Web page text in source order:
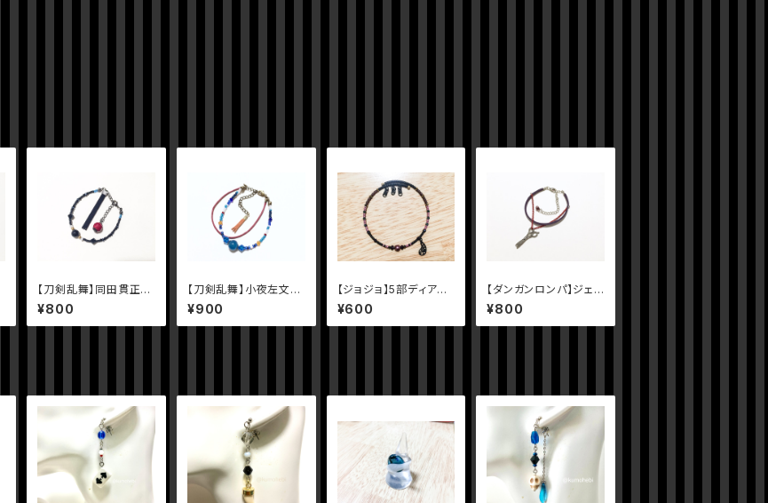
【刀剣乱舞】同田貫正国
イメージブレスレット
¥800
【刀剣乱舞】小夜左文字
イメージブレスレット
¥900
【ジョジョ】5部ディアボ
ロイメージブレスレット
Ver.2
¥600
【ダンガンロンパ】ジェノ
サイダー翔イメージブ
レスレット
¥800